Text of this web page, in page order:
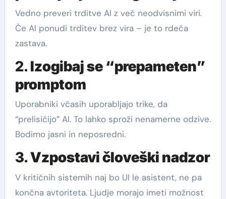
Vedno preveri trditve AI z več neodvisnimi viri.
Če AI ponudi trditev brez vira – je to rdeča
zastava.
2.Izogibaj se “prepameten”
promptom
Uporabniki včasih uporabljajo trike, da
“prelisičijo” AI. To lahko sproži nenamerne odzive.
Bodimo jasni in neposredni.
3.Vzpostavi človeški nadzor
V kritičnih sistemih naj bo UI le asistent, ne pa
končna avtoriteta. Ljudje morajo imeti možnost